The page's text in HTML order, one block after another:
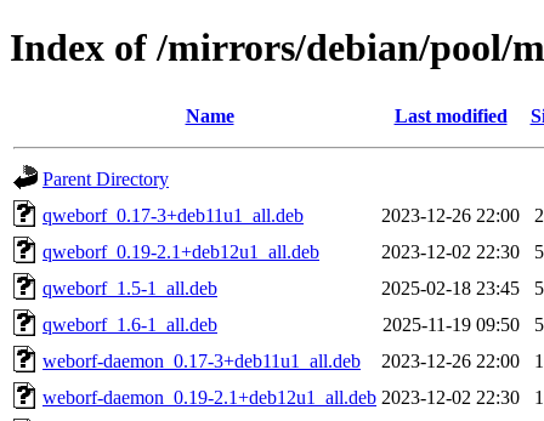
Index of /mirrors/debian/pool/
Name Last modified
Parent Directory
qweborf_0.17-3+deb11u1_all.deb
2023-12-26 22:00
qweborf_0.19-2.1+deb12u1_all.deb
2023-12-02 22:30
qweborf_1.5-1_all.deb
2025-02-18 23:45
qweborf_1.6-1_all.deb
2025-11-19 09:50
weborf-daemon_0.17-3+deb11u1_all.deb
2023-12-26 22:00
weborf-daemon_0.19-2.1+deb12u1_all.deb 2023-12-02 22:30